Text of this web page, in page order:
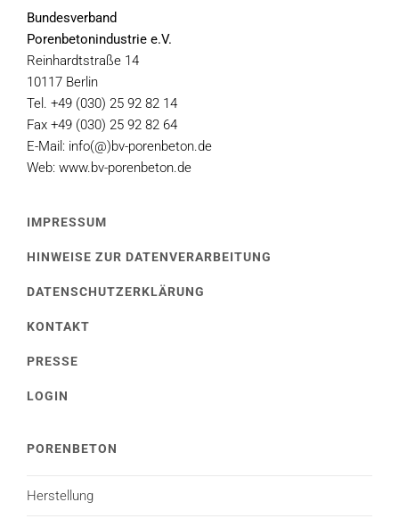
Bundesverband
Porenbetonindustrie e.V.
Reinhardtstraße 14
10117 Berlin
Tel. +49 (030) 25 92 82 14
Fax +49 (030) 25 92 82 64
E-Mail: info(@)bv-porenbeton.de
Web: www.bv-porenbeton.de
IMPRESSUM
HINWEISE ZUR DATENVERARBEITUNG
DATENSCHUTZERKLÄRUNG
KONTAKT
PRESSE
LOGIN
PORENBETON
Herstellung